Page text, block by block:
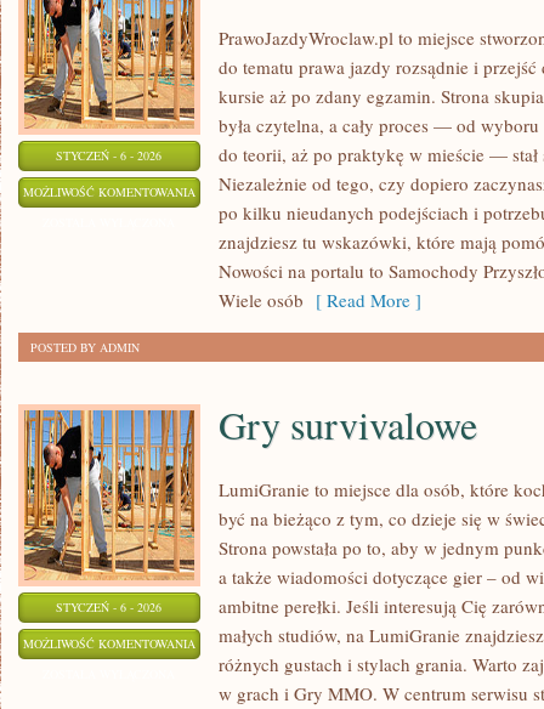
STYCZEŃ - 6 - 2026
MOŻLIWOŚĆ KOMENTOWANIA AUTA
PREMIUM
LUKSUSOWE
PrawoJazdyWroclaw.pl to miejsce
do tematu prawa jazdy rozsądnie i
kursie aż po zdany egzamin. Strona
była czytelna, a cały proces — od
do teorii, aż po praktykę w mieście — stał
Niezależnie od tego, czy dopiero
po kilku nieudanych podejściach i
znajdziesz tu wskazówki, które mają
Nowości na portalu to Samochody
Wiele osób [ Read More ]
POSTED BY ADMIN
STYCZEŃ - 6 - 2026
MOŻLIWOŚĆ KOMENTOWANIA
SURVIVALOWE
Gry survivalowe
LumiGranie to miejsce dla osób, które
być na bieżąco z tym, co dzieje się w
Strona powstała po to, aby w jednym
a także wiadomości dotyczące gier – od
ambitne perełki. Jeśli interesują Cię
małych studiów, na LumiGranie
różnych gustach i stylach grania. Warto
w grach i Gry MMO. W centrum serwisu